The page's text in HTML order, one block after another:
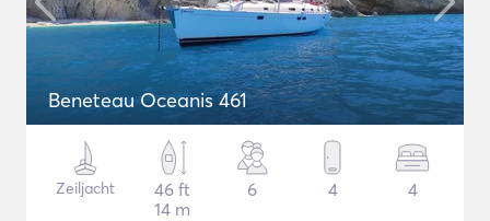
Beneteau Oceanis 461
Zeiljacht
46 ft
14 m
6 4 4